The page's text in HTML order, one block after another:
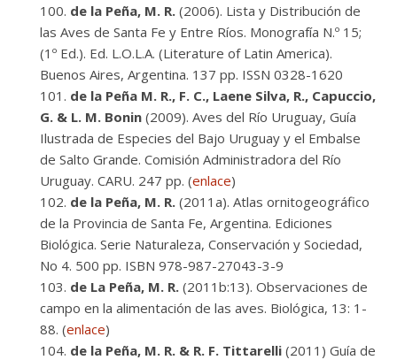
de la Peña, M. R. (2006). Lista y Distribución de
las Aves de Santa Fe y Entre Ríos. Monografía N.º 15;
(1º Ed.). Ed. L.O.L.A. (Literature of Latin America).
Buenos Aires, Argentina. 137 pp. ISSN 0328-1620
de la Peña M. R., F. C., Laene Silva, R., Capuccio,
G. & L. M. Bonin (2009). Aves del Río Uruguay, Guía
Ilustrada de Especies del Bajo Uruguay y el Embalse
de Salto Grande. Comisión Administradora del Río
Uruguay. CARU. 247 pp. (enlace)
de la Peña, M. R. (2011a). Atlas ornitogeográfico
de la Provincia de Santa Fe, Argentina. Ediciones
Biológica. Serie Naturaleza, Conservación y Sociedad,
No 4. 500 pp. ISBN 978-987-27043-3-9
de La Peña, M. R. (2011b:13). Observaciones de
campo en la alimentación de las aves. Biológica, 13: 1-
88. (enlace)
de la Peña, M. R. & R. F. Tittarelli (2011) Guía de